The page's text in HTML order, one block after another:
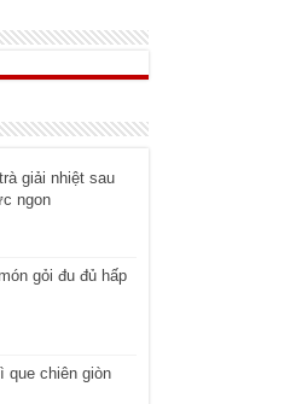
giải nhiệt sau
ngon
gỏi đu đủ hấp
que chiên giòn